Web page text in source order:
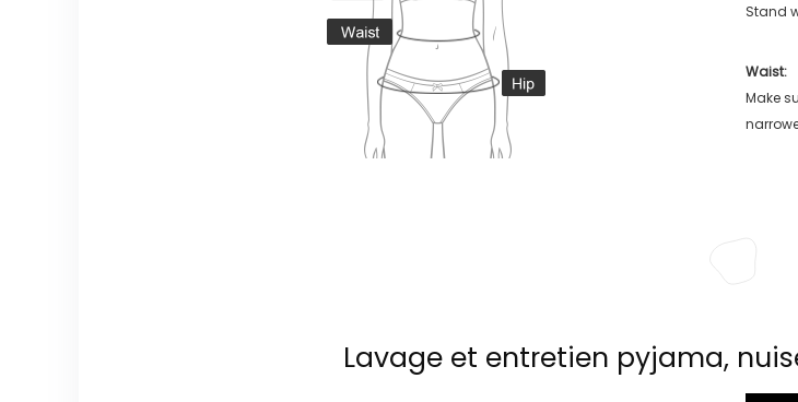
Stand
Waist:
Make
Lavage et entretien pyjama,